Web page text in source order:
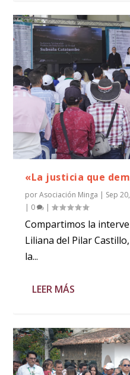
«La justicia que
porAsociación Minga | Sep
| 0 |
Compartimos la
Liliana del Pilar
la...
LEER MÁS